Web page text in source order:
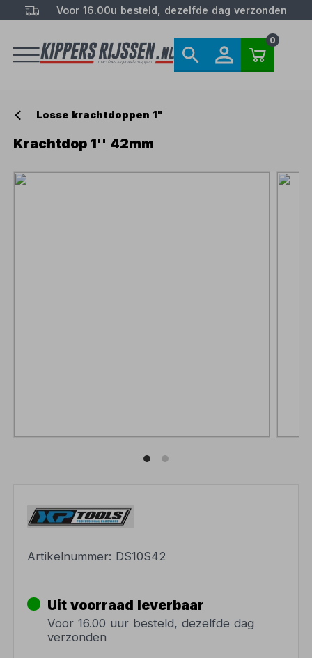
Voor 16.00u besteld, dezelfde dag verzonden
0
Losse krachtdoppen 1"
Krachtdop 1'' 42mm
Artikelnummer: DS10S42
Uit voorraad leverbaar
Voor 16.00 uur besteld, dezelfde dag
verzonden